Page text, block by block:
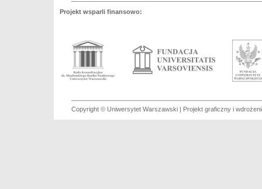
Projekt wsparli finansowo:
Copyright © Uniwersytet Warszawski | Projekt graficzny i